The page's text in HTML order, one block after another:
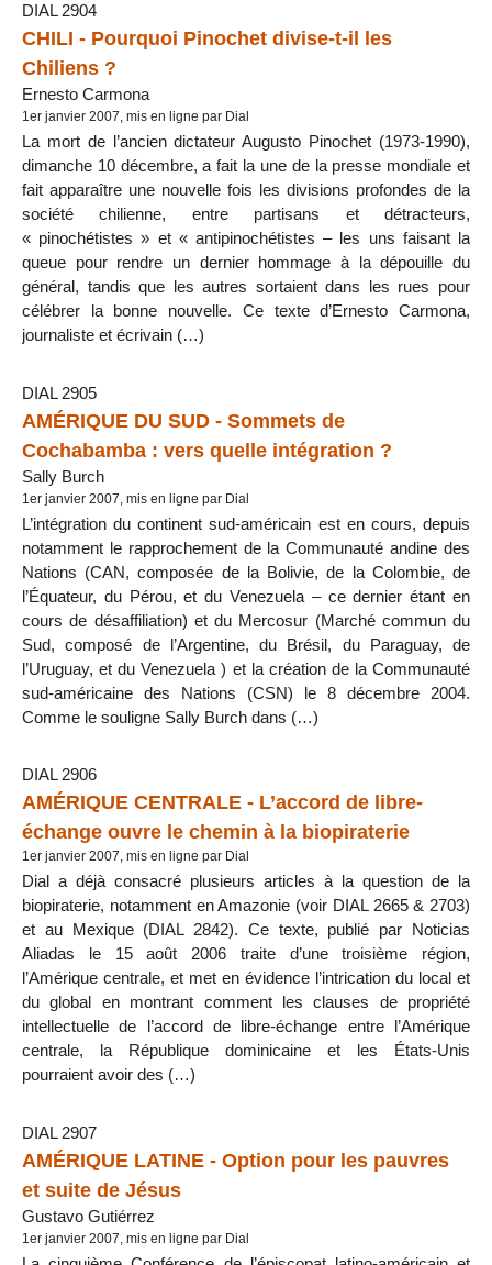
DIAL 2904
CHILI - Pourquoi Pinochet divise-t-il les
Chiliens ?
Ernesto Carmona
1er janvier 2007, mis en ligne par Dial
La mort de l’ancien dictateur Augusto Pinochet (1973-1990),
dimanche 10 décembre, a fait la une de la presse mondiale et
fait apparaître une nouvelle fois les divisions profondes de la
société chilienne, entre partisans et détracteurs,
« pinochétistes » et « antipinochétistes – les uns faisant la
queue pour rendre un dernier hommage à la dépouille du
général, tandis que les autres sortaient dans les rues pour
célébrer la bonne nouvelle. Ce texte d’Ernesto Carmona,
journaliste et écrivain (…)
DIAL 2905
AMÉRIQUE DU SUD - Sommets de
Cochabamba : vers quelle intégration ?
Sally Burch
1er janvier 2007, mis en ligne par Dial
L’intégration du continent sud-américain est en cours, depuis
notamment le rapprochement de la Communauté andine des
Nations (CAN, composée de la Bolivie, de la Colombie, de
l’Équateur, du Pérou, et du Venezuela – ce dernier étant en
cours de désaffiliation) et du Mercosur (Marché commun du
Sud, composé de l’Argentine, du Brésil, du Paraguay, de
l’Uruguay, et du Venezuela ) et la création de la Communauté
sud-américaine des Nations (CSN) le 8 décembre 2004.
Comme le souligne Sally Burch dans (…)
DIAL 2906
AMÉRIQUE CENTRALE - L’accord de libre-
échange ouvre le chemin à la biopiraterie
1er janvier 2007, mis en ligne par Dial
Dial a déjà consacré plusieurs articles à la question de la
biopiraterie, notamment en Amazonie (voir DIAL 2665 & 2703)
et au Mexique (DIAL 2842). Ce texte, publié par Noticias
Aliadas le 15 août 2006 traite d’une troisième région,
l’Amérique centrale, et met en évidence l’intrication du local et
du global en montrant comment les clauses de propriété
intellectuelle de l’accord de libre-échange entre l’Amérique
centrale, la République dominicaine et les États-Unis
pourraient avoir des (…)
DIAL 2907
AMÉRIQUE LATINE - Option pour les pauvres
et suite de Jésus
Gustavo Gutiérrez
1er janvier 2007, mis en ligne par Dial